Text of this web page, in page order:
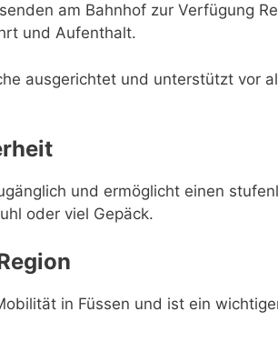
am Bahnhof zur Verfügung
und Aufenthalt.
ausgerichtet und unterstützt vor
und ermöglicht einen
oder viel Gepäck.
in Füssen und ist ein